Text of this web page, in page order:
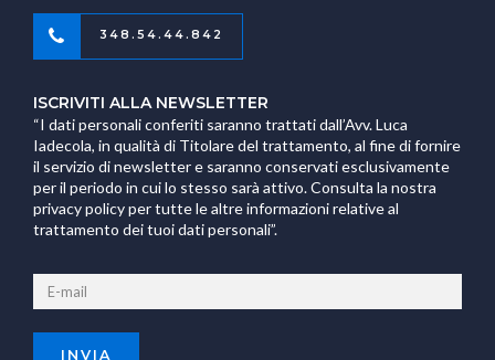
348.54.44.842
ISCRIVITI ALLA NEWSLETTER
“I dati personali conferiti saranno trattati dall’Avv. Luca
Iadecola, in qualità di Titolare del trattamento, al fine di fornire
il servizio di newsletter e saranno conservati esclusivamente
per il periodo in cui lo stesso sarà attivo. Consulta la nostra
privacy policy per tutte le altre informazioni relative al
trattamento dei tuoi dati personali”.